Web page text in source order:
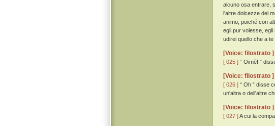
alcuno osa entrare,
l'altre dolcezze del
animo, poiché con
egli pur volesse,
udirei quello che a te
[Voice: filostrato ]
[ 025 ] “ Oimè! ”
[Voice: filostrato ]
[ 026 ] “ Oh ” disse
un'altra o dell'altre
[Voice: filostrato ]
[ 027 ]A cui la